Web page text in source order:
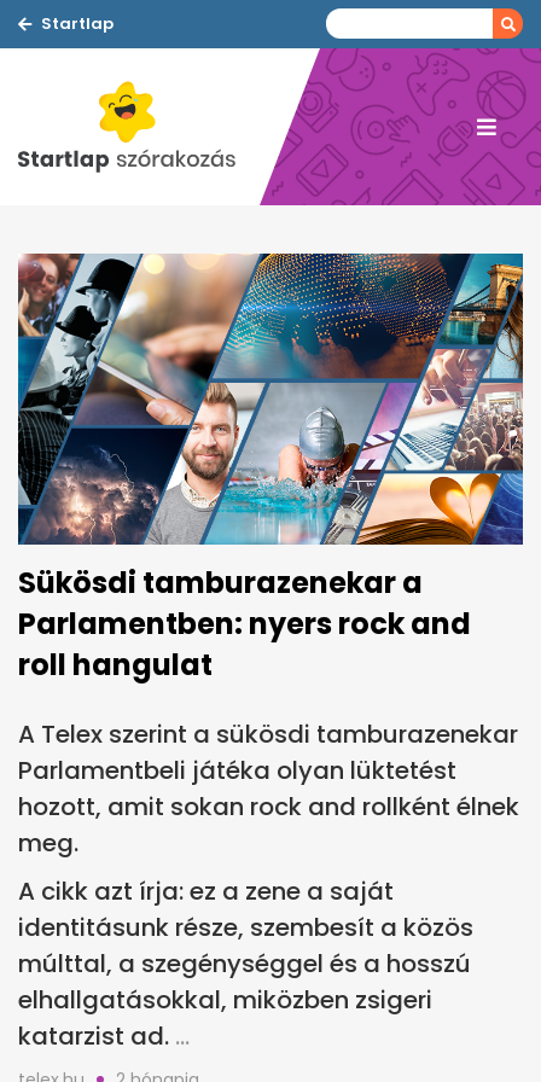
Startlap
Sükösdi tamburazenekar a
Parlamentben: nyers rock and
roll hangulat
A Telex szerint a sükösdi tamburazenekar
Parlamentbeli játéka olyan lüktetést
hozott, amit sokan rock and rollként élnek
meg.
A cikk azt írja: ez a zene a saját
identitásunk része, szembesít a közös
múlttal, a szegénységgel és a hosszú
elhallgatásokkal, miközben zsigeri
katarzist ad.